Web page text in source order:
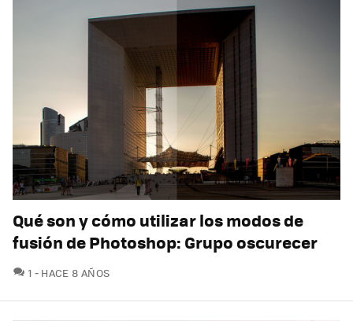
Qué son y cómo utilizar los modos de
fusión de Photoshop: Grupo oscurecer
1 COMENTARIOS
HACE 8 AÑOS